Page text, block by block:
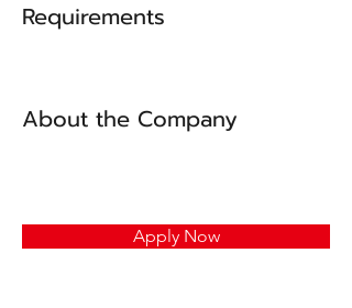
Requirements
About the Company
Apply Now